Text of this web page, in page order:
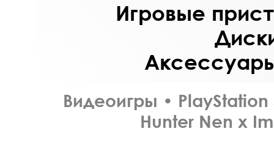
Игровые
Видеоигры • PlayStation
Hunter Nen x